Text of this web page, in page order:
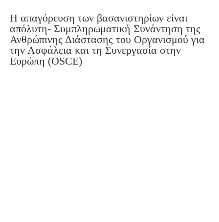
Η απαγόρευση των βασανιστηρίων είναι
απόλυτη- Συμπληρωματική Συνάντηση της
Ανθρώπινης Διάστασης του Οργανισμού για
την Ασφάλεια και τη Συνεργασία στην
Ευρώπη (OSCE)